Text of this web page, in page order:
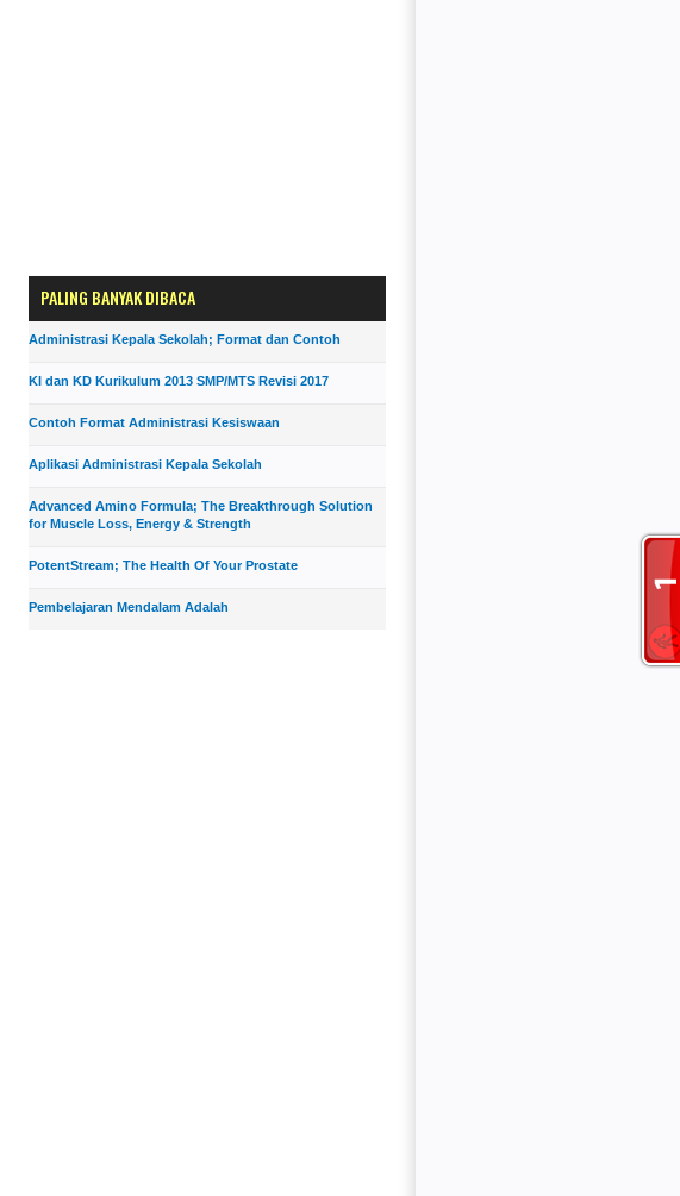
PALING BANYAK DIBACA
Administrasi Kepala Sekolah; Format dan Contoh
KI dan KD Kurikulum 2013 SMP/MTS Revisi 2017
Contoh Format Administrasi Kesiswaan
Aplikasi Administrasi Kepala Sekolah
Advanced Amino Formula; The Breakthrough Solution
for Muscle Loss, Energy & Strength
PotentStream; The Health Of Your Prostate
Pembelajaran Mendalam Adalah